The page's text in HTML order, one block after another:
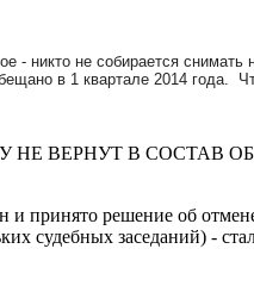
никто не собирается
в 1 квартале 2014 года.
ВЕРНУТ В СОСТАВ
принято решение об
судебных заседаний) -